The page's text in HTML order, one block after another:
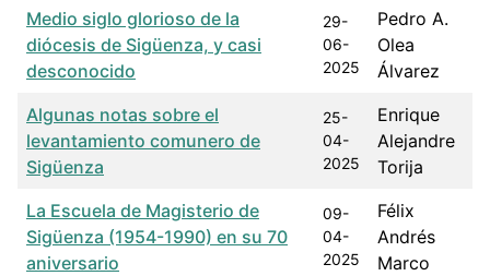
Medio siglo glorioso de la
diócesis de Sigüenza, y casi
desconocido
29-
06-
2025
Pedro A.
Olea
Álvarez
Algunas notas sobre el
levantamiento comunero de
Sigüenza
25-
04-
2025
Enrique
Alejandre
Torija
La Escuela de Magisterio de
Sigüenza (1954-1990) en su 70
aniversario
09-
04-
2025
Félix
Andrés
Marco